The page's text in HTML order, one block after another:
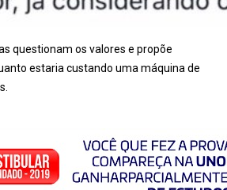
questionam os valores e propõe
estaria custando uma máquina de